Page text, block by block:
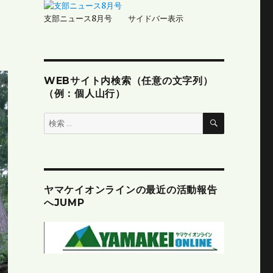
支部ニュース8月号 サイドバー表示
WEBサイト内検索（任意の文字列）
（例：個人山行）
検
索:
検
ヤマケイオンラインの最近の活動報告
へJUMP